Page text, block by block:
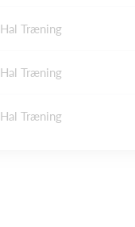
Hal Træning
Hal Træning
Hal Træning